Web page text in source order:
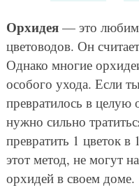
Орхидея— это
цветоводов. Он
Однако многие
особого ухода. Если
превратилось в целую
нужно сильно
превратить 1 цветок
этот метод, не могут
орхидей в своем доме.